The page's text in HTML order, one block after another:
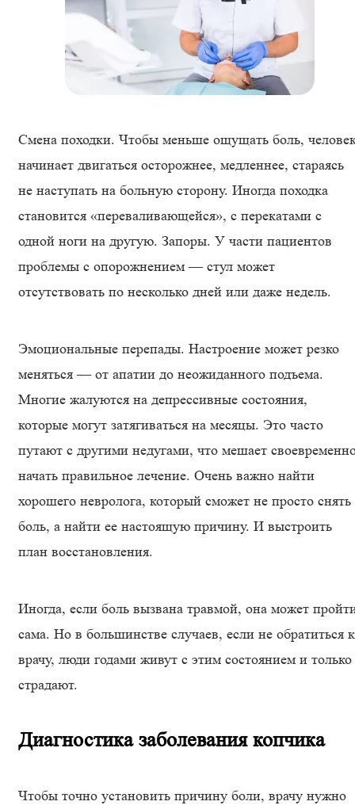
Смена походки. Чтобы меньше ощущать боль,
начинает двигаться осторожнее, медленнее, стараясь
не наступать на больную сторону. Иногда походка
становится «переваливающейся», с перекатами с
одной ноги на другую. Запоры. У части пациентов
проблемы с опорожнением — стул может
отсутствовать по несколько дней или даже недель.
Эмоциональные перепады. Настроение может резко
меняться — от апатии до неожиданного подъема.
Многие жалуются на депрессивные состояния,
которые могут затягиваться на месяцы. Это часто
путают с другими недугами, что мешает
начать правильное лечение. Очень важно найти
хорошего невролога, который сможет не просто снять
боль, а найти ее настоящую причину. И выстроить
план восстановления.
Иногда, если боль вызвана травмой, она может
сама. Но в большинстве случаев, если не обратиться к
врачу, люди годами живут с этим состоянием и только
страдают.
Диагностика заболевания копчика
Чтобы точно установить причину боли, врачу нужно